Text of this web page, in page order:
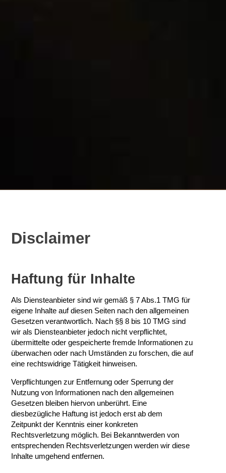
Disclaimer
Haftung für Inhalte
Als Diensteanbieter sind wir gemäß § 7 Abs.1 TMG für
eigene Inhalte auf diesen Seiten nach den allgemeinen
Gesetzen verantwortlich. Nach §§ 8 bis 10 TMG sind
wir als Diensteanbieter jedoch nicht verpflichtet,
übermittelte oder gespeicherte fremde Informationen zu
überwachen oder nach Umständen zu forschen, die auf
eine rechtswidrige Tätigkeit hinweisen.
Verpflichtungen zur Entfernung oder Sperrung der
Nutzung von Informationen nach den allgemeinen
Gesetzen bleiben hiervon unberührt. Eine
diesbezügliche Haftung ist jedoch erst ab dem
Zeitpunkt der Kenntnis einer konkreten
Rechtsverletzung möglich. Bei Bekanntwerden von
entsprechenden Rechtsverletzungen werden wir diese
Inhalte umgehend entfernen.